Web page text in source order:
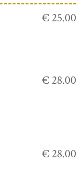
€ 25.00
€ 28.00
€ 28.00